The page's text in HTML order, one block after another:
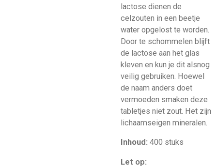
lactose dienen de
celzouten in een beetje
water opgelost te worden.
Door te schommelen blijft
de lactose aan het glas
kleven en kun je dit alsnog
veilig gebruiken. Hoewel
de naam anders doet
vermoeden smaken deze
tabletjes niet zout. Het zijn
lichaamseigen mineralen.
Inhoud: 400 stuks
Let op: